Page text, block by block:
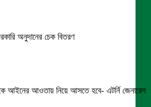
অনুদানের চেক বিতরণ
আইনের আওতায় নিয়ে আসতে হবে- এটর্নি জেনারেল